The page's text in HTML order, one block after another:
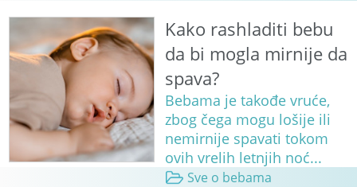
Kako rashladiti bebu
da bi mogla mirnije da
spava?
Bebama je takođe vruće,
zbog čega mogu lošije ili
nemirnije spavati tokom
ovih vrelih letnjih noć...
Sve o bebama